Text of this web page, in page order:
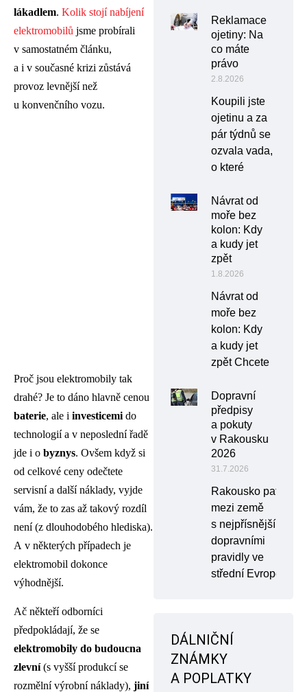
lákadlem. Kolik stojí nabíjení
elektromobilů jsme probírali
v samostatném článku,
a i v současné krizi zůstává
provoz levnější než
u konvenčního vozu.
Proč jsou elektromobily tak
drahé? Je to dáno hlavně cenou
baterie, ale i investicemi do
technologií a v neposlední řadě
jde i o byznys. Ovšem když si
od celkové ceny odečtete
servisní a další náklady, vyjde
vám, že to zas až takový rozdíl
není (z dlouhodobého hlediska).
A v některých případech je
elektromobil dokonce
výhodnější.
Ač někteří odborníci
předpokládají, že se
elektromobily do budoucna
zlevní(s vyšší produkcí se
rozmělní výrobní náklady), jiní
Reklamace
ojetiny: Na
co máte
právo
2.8.2026
Koupili jste
ojetinu a za
pár týdnů se
ozvala vada,
o které
Návrat od
moře bez
kolon: Kdy
a kudy jet
zpět
1.8.2026
Návrat od
moře bez
kolon: Kdy
a kudy jet
zpět Chcete
Dopravní
předpisy
a pokuty
v Rakousku
2026
31.7.2026
Rakousko patří
mezi země
s nejpřísnějšími
dopravními
pravidly ve
střední Evropě
DÁLNIČNÍ
ZNÁMKY
A POPLATKY